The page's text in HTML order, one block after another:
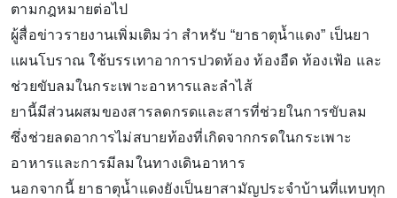
ตามกฎหมายต่อไป
ผู้สื่อข่าวรายงานเพิ่มเติมว่า สำหรับ “ยาธาตุน้ำแดง” เป็นยา
แผนโบราณ ใช้บรรเทาอาการปวดท้อง ท้องอืด ท้องเฟ้อ และ
ช่วยขับลมในกระเพาะอาหารและลำไส้
ยานี้มีส่วนผสมของสารลดกรดและสารที่ช่วยในการขับลม
ซึ่งช่วยลดอาการไม่สบายท้องที่เกิดจากกรดในกระเพาะ
อาหารและการมีลมในทางเดินอาหาร
นอกจากนี้ ยาธาตุน้ำแดงยังเป็นยาสามัญประจำบ้านที่แทบทุก